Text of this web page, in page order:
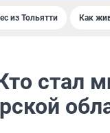
из Тольятти Как
стал